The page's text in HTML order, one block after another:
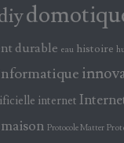
durable eau histoire
internet
maison Protocole Matter